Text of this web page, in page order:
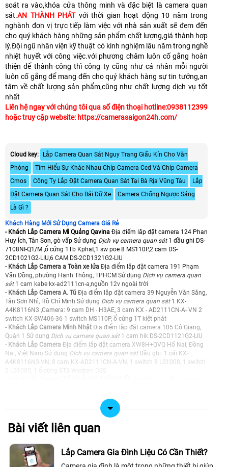
soát ra vào,khóa cửa thông minh và đặc biệt là camera quan
sát.AN THÀNH PHÁTvới thời gian hoạt động 10 năm trong
nghành đơn vị trực tiếp làm việc với nhà sản xuất sẽ đem đến
cho quý khách hàng những sản phẩm chất lượng,giá thành hợp
lý.Đội ngũ nhân viện kỹ thuật có kinh nghiệm lâu năm trong nghề
nhiệt huyết với công việc.với phương châm luôn cố gắng hoàn
thiện để thành công thì công ty cũng như cá nhân mỗi người
luôn cố gắng để mang đến cho quý khách hàng sự tin tưởng,an
tâm về chất lượng sản phẩm,cũng như chất lượng dịch vụ tốt
nhất
Liên hệ ngay với chúng tôi qua số điện thoại hotline:0938112399
hoặc truy cập website: https://camerasaigon24h.com/
Cloud key:
Lắp Camera Quan Sát Nguy Trang Giấu Kín Cho Văn
Phòng
Tìm Hiểu Sự Khác Nhau Chíp Camera Ccd Và Chíp Camera
Cmos
Công Ty Lắp Đặt Camera Quan Sát Tại Bà Rịa Vũng Tàu
Lắp
Đặt Camera Quan Sát Cho Bải Dữ Xe
Camera Chống Ngược Sáng
Là Gì ?
Khách Hàng Mới Sử Dụng Camera Giá Rẻ
- Khách Lắp Camera Mì Quảng Qavina Địa điểm lăp đặt camera 124 Phan
Huy Ích, Tân Sơn, gò vấp Sử dụng Dịch vụ camera quan sát 1 đầu ghi DS-
7108NI-Q1/M ,ổ cứng 1Tb Kphat,1 sw poe 8 MS110P,2 cam DS-
2CD1021G2-LIU,6 CAM DS-2CD1321G2-LIU
- Khách Lắp Camera a Toàn xe lửa Địa điểm lăp đặt camera 191 Phạm
Văn Đồng, phường Hạnh Thông, TPHCM Sử dụng Dịch vụ camera quan
sát 1 cam kabe kx-ad2111cn-a,nguồn 12v ngoài trời
- Khách Lắp Camera A. Tú Địa điểm lăp đặt camera 39 Nguyễn Văn Săng,
Tân Sơn Nhì, Hồ Chí Minh Sử dụng Dịch vụ camera quan sát 1 KX-
A4K8116N3 ,Camera: 9 cam DH - H3AE, 3 cam KX - AD2111CN-A- VN 2
switch KX-SW406-36 1 switch MS110P, ổ cứng 1T kiệt phát
- Khách Lắp Camera Minh Nhật Địa điểm lăp đặt camera 105 Cô Giang,
Quận 1 Sử dụng Dịch vụ camera quan sát 1 cam hik DS-2CD1121G2-LIU
- Khách Lắp Camera Địa điểm lăp đặt camera XW8H+QVQ Hố Nai, Đồng
Nai, Việt Nam Sử dụng Dịch vụ camera quan sát Đầu ghi: 1 cái KX-
A4K8116N3-VN, 8 cam KX-AD2111CN-A-VN, 1 switch 8 LS1008, 1 switch
Địa điểm lăp đặt camera Chung cư Trần
Quốc Thảo,P.Nhiêu Lộc,Tp.hcm Sử dụng Dịch vụ camera quan sát
Camera Analog Dahua DH-HAC-T1A21P-U-IL-A
- Khách Lắp Camera Lầu 3, ban quản lý chợ Nga
2 KX-AD2111CN-A-VN, 2 bộ chia POE Netis
- Khách Lắp Camera Pham Hoang Men Địa điểm lăp đặt camera 317/5P
Bài viết liên quan
Lắp Camera Gia Đình Liệu Có Cần Thiết?